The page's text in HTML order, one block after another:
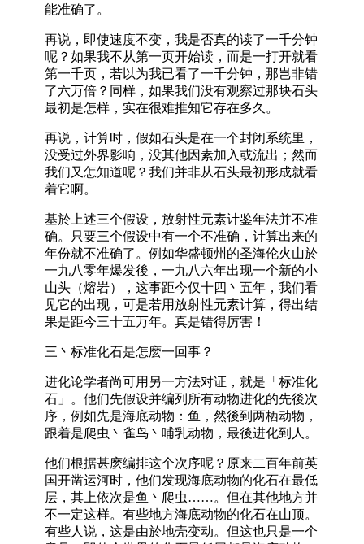
能准确了。
再说，即使速度不变，我是否真的读了一千分钟
呢？如果我不从第一页开始读，而是一打开就看
第一千页，若以为我已看了一千分钟，那岂非错
了六万倍？同样，如果我们没有观察过那块石头
最初是怎样，实在很难推知它存在多久。
再说，计算时，假如石头是在一个封闭系统里，
没受过外界影响，没其他因素加入或流出；然而
我们又怎知道呢？我们并非从石头最初形成就看
着它啊。
基於上述三个假设，放射性元素计鉴年法并不准
确。只要三个假设中有一个不准确，计算出来的
年份就不准确了。例如华盛顿州的圣海伦火山於
一九八零年爆发後，一九八六年出现一个新的小
山头（熔岩），这事距今仅十四丶五年，我们看
见它的出现，可是若用放射性元素计算，得出结
果是距今三十五万年。真是错得厉害！
三丶标准化石是怎麽一回事？
进化论学者尚可用另一方法对证，就是「标准化
石」。他们先假设并编列所有动物进化的先後次
序，例如先是海底动物：鱼，然後到两栖动物，
跟着是爬虫丶雀鸟丶哺乳动物，最後进化到人。
他们根据甚麽编排这个次序呢？原来二百年前英
国开凿运河时，他们发现海底动物的化石在最低
层，其上依次是鱼丶爬虫……。但在其他地方并
不一定这样。有些地方海底动物的化石在山顶。
有些人说，这是由於地壳变动。但这也只是一个